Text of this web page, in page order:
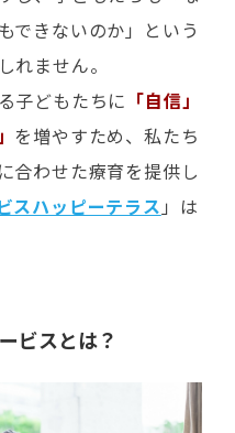
できないのか」という
れません。
子どもたちに 「自信」
を増やすため、私たち
合わせた療育を提供し
スハッピーテラス 」は
ビスとは？